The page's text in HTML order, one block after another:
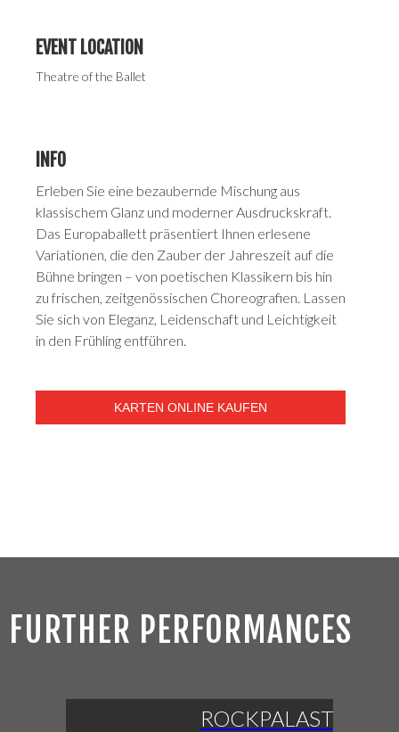
EVENT LOCATION
Theatre of the Ballet
INFO
Erleben Sie eine bezaubernde Mischung aus
klassischem Glanz und moderner Ausdruckskraft.
Das Europaballett präsentiert Ihnen erlesene
Variationen, die den Zauber der Jahreszeit auf die
Bühne bringen – von poetischen Klassikern bis hin
zu frischen, zeitgenössischen Choreografien. Lassen
Sie sich von Eleganz, Leidenschaft und Leichtigkeit
in den Frühling entführen.
KARTEN ONLINE KAUFEN
FURTHER PERFORMANCES
ROCKPALAST